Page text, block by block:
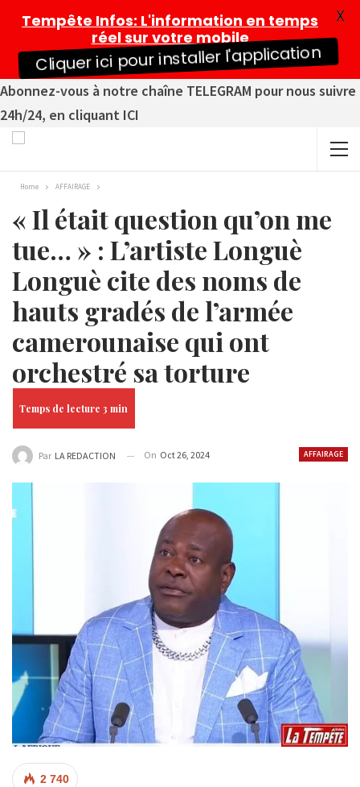
Abonnez-vous à notre chaîne TELEGRAM pour nous suivre
24h/24, en cliquant ICI
Home AFFAIRAGE
« Il était question qu’on me
tue… » : L’artiste Longuè
Longuè cite des noms de
hauts gradés de l’armée
camerounaise qui ont
orchestré sa torture
AFFAIRAGE
Par LA REDACTION On Oct 26, 2024
2 740
Tempête Infos: L'information en temps
réel sur votre mobile
Cliquer ici pour installer l'application
X